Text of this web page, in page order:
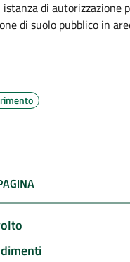
di autorizzazione
di suolo pubblico in